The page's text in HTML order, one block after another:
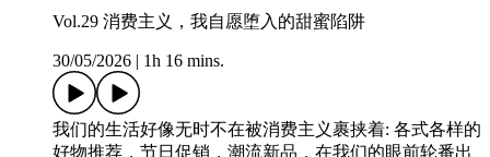
Vol.29 消费主义，我自愿堕入的甜蜜陷阱
30/05/2026 1h 16 mins.
我们的生活好像无时不在被消费主义裹挟着: 各式各样的
好物推荐，节日促销，潮流新品，在我们的眼前轮番出